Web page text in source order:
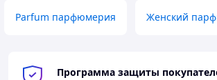
Parfum парфюмерия Женский
Программа защиты